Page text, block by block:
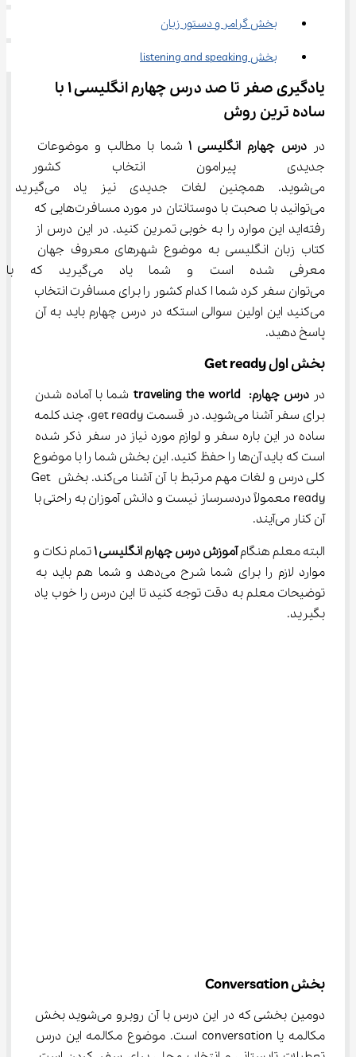
بخش گرامر و دستور زبان
بخش listening and speaking
یادگیری صفر تا صد درس چهارم انگلیسی ۱ با
ساده ترین روش
در درس چهارم انگلیسی ۱ شما با مطالب و موضوعات
جدیدی پیرامون انتخاب
می‌شوید. همچنین لغات جدیدی نیز یاد
می‌توانید با صحبت با دوستانتان در مورد مسافرت‌هایی که
رفته‌اید این موارد را به خوبی تمرین کنید. در این درس از
کتاب زبان انگلیسی به موضوع شهرهای معروف جهان
معرفی شده است و شما یاد
می‌توان سفر کرد شما ا کدام کشور را برای مسافرت انتخاب
می‌کنید این اولین سوالی استکه در درس چهارم باید به آن
پاسخ دهید.
بخش اول Get ready
در درس چهارم: traveling the world
شما با آماده شدن
برای سفر آشنا می‌شوید. در قسمت get ready، چند کلمه
ساده در این باره سفر و لوازم مورد نیاز در سفر ذکر شده
است که باید آن‌ها را حفظ کنید. این بخش شما را با موضوع
کلی درس و لغات مهم مرتبط با آن آشنا می‌کند. بخش Get
ready معمولاً دردسرساز نیست و دانش آموزان به راحتی با
آن کنار می‌آیند.
البته معلم هنگام آموزش درس چهارم انگلیسی ۱ تمام نکات و
موارد لازم را برای شما شرح می‌دهد و شما هم باید به
توضیحات معلم به دقت توجه کنید تا این درس را خوب یاد
بگیرید.
بخش Conversation
دومین بخشی که در این درس با آن روبرو می‌شوید بخش
مکالمه یا conversation است. موضوع مکالمه این درس